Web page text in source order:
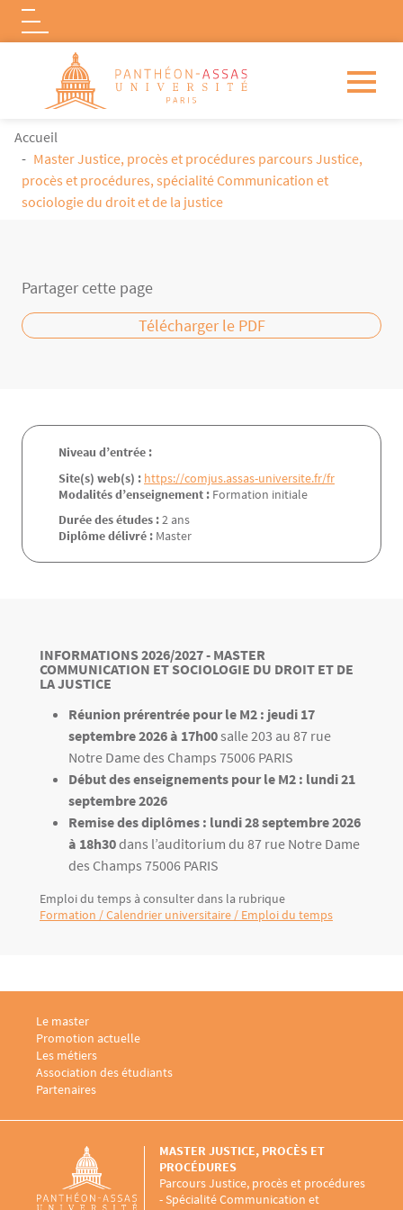
Aller au contenu principal
Logo
FIL D'ARIANE
Accueil
Master Justice, procès et procédures parcours Justice,
procès et procédures, spécialité Communication et
sociologie du droit et de la justice
Partager cette page
Télécharger le PDF
Niveau d’entrée :
Site(s) web(s) : https://comjus.assas-universite.fr/fr
Modalités d’enseignement : Formation initiale
Durée des études :2 ans
Diplôme délivré : Master
TITRE
INFORMATIONS 2026/2027 - MASTER
COMMUNICATION ET SOCIOLOGIE DU DROIT ET DE
LA JUSTICE
TexteRéunion prérentrée pour le M2 : jeudi 17
septembre 2026 à 17h00salle 203 au 87 rue
Notre Dame des Champs 75006 PARIS
Début des enseignements pour le M2 : lundi 21
septembre 2026
Remise des diplômes : lundi 28 septembre 2026
à 18h30dans l’auditorium du 87 rue Notre Dame
des Champs 75006 PARIS
Emploi du temps à consulter dans la rubrique
Formation / Calendrier universitaire / Emploi du temps
Menu footer M2 Communication, sociologie du droit et de la justice 1
Le master
Menu footer M2 Communication, sociologie du droit et de la justice 2
Promotion actuelle
Menu footer M2 Communication, sociologie du droit et de la justice 3
Les métiers
Menu footer M2 Communication, sociologie du droit et de la justice 4
Association des étudiants
Menu footer M2 Communication, sociologie du droit et de la justice 5
Partenaires
Parcours Justice, procès et procédures
- Spécialité Communication et
MASTER JUSTICE, PROCÈS ET
PROCÉDURES